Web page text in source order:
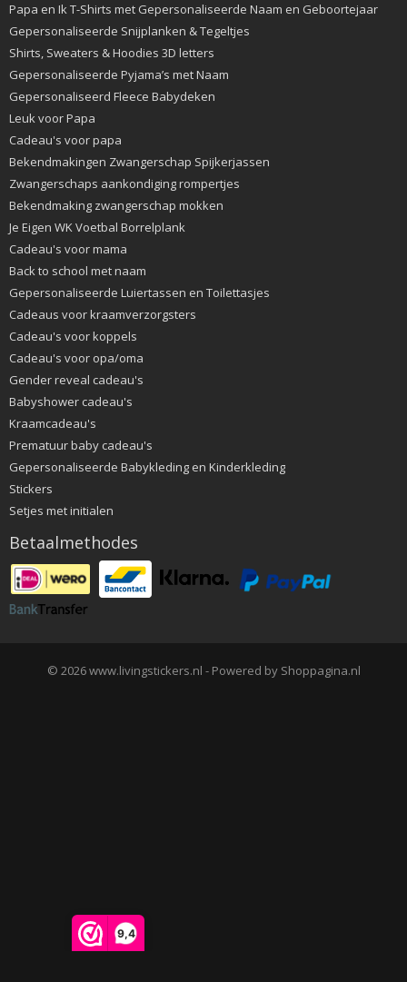
9,4
Papa en Ik T-Shirts met Gepersonaliseerde Naam en Geboortejaar
Gepersonaliseerde Snijplanken & Tegeltjes
Shirts, Sweaters & Hoodies 3D letters
Gepersonaliseerde Pyjama’s met Naam
Gepersonaliseerd Fleece Babydeken
Leuk voor Papa
Cadeau's voor papa
Bekendmakingen Zwangerschap Spijkerjassen
Zwangerschaps aankondiging rompertjes
Bekendmaking zwangerschap mokken
Je Eigen WK Voetbal Borrelplank
Cadeau's voor mama
Back to school met naam
Gepersonaliseerde Luiertassen en Toilettasjes
Cadeaus voor kraamverzorgsters
Cadeau's voor koppels
Cadeau's voor opa/oma
Gender reveal cadeau's
Babyshower cadeau's
Kraamcadeau's
Prematuur baby cadeau's
Gepersonaliseerde Babykleding en Kinderkleding
Stickers
Setjes met initialen
Betaalmethodes
© 2026 www.livingstickers.nl - Powered by Shoppagina.nl